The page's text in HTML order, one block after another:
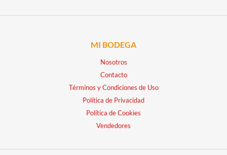
MI BODEGA
Nosotros
Contacto
Términos y Condiciones de Uso
Política de Privacidad
Política de Cookies
Vendedores